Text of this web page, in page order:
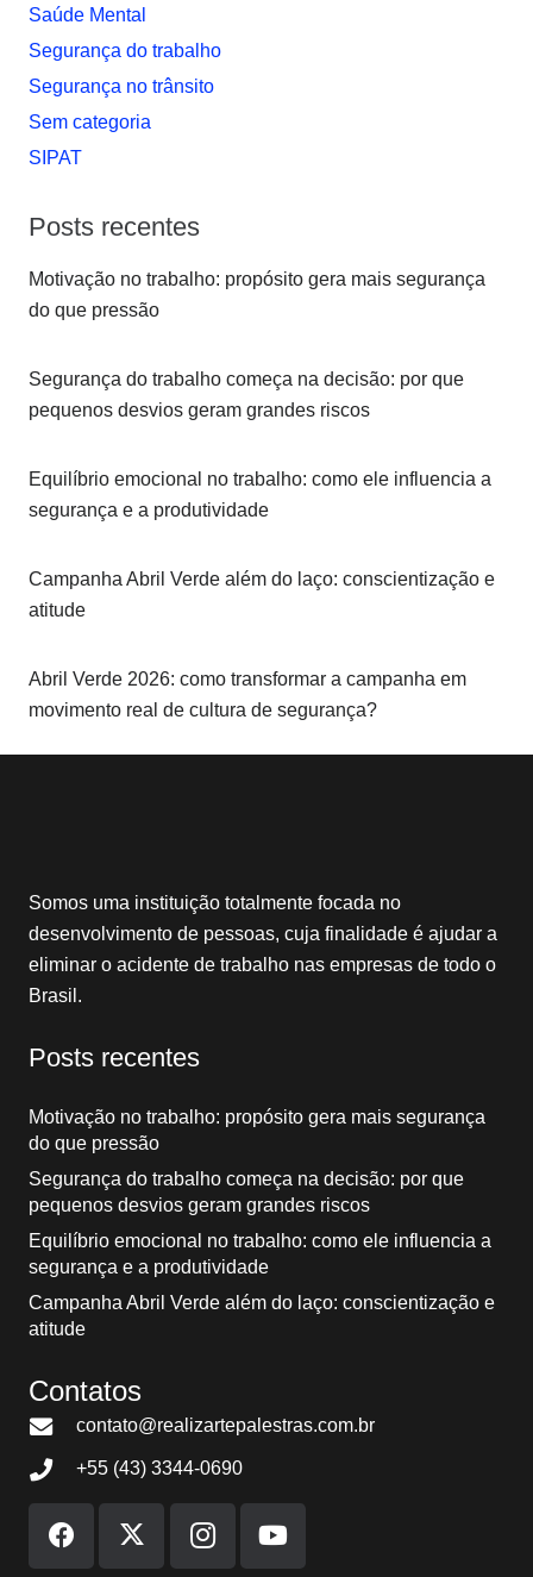
Saúde Mental
Segurança do trabalho
Segurança no trânsito
Sem categoria
SIPAT
Posts recentes
Motivação no trabalho: propósito gera mais segurança
do que pressão
Segurança do trabalho começa na decisão: por que
pequenos desvios geram grandes riscos
Equilíbrio emocional no trabalho: como ele influencia a
segurança e a produtividade
Campanha Abril Verde além do laço: conscientização e
atitude
Abril Verde 2026: como transformar a campanha em
movimento real de cultura de segurança?
Somos uma instituição totalmente focada no
desenvolvimento de pessoas, cuja finalidade é ajudar a
eliminar o acidente de trabalho nas empresas de todo o
Brasil.
Posts recentes
Motivação no trabalho: propósito gera mais segurança
do que pressão
Segurança do trabalho começa na decisão: por que
pequenos desvios geram grandes riscos
Equilíbrio emocional no trabalho: como ele influencia a
segurança e a produtividade
Campanha Abril Verde além do laço: conscientização e
atitude
Contatos
contato@realizartepalestras.com.br
+55 (43) 3344-0690